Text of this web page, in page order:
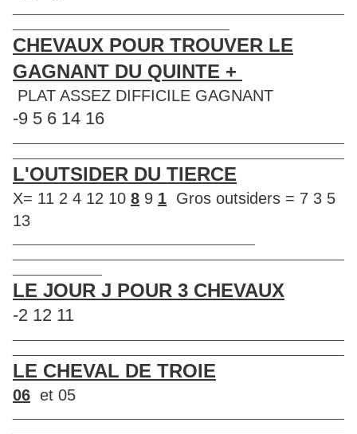
CHEVAUX POUR TROUVER LE
GAGNANT DU QUINTE +
PLAT ASSEZ DIFFICILE GAGNANT
-9 5 6 14 16
L'OUTSIDER DU TIERCE
X= 11 2 4 12 10 8 9 1 Gros outsiders = 7 3 5
13
LE JOUR J POUR 3 CHEVAUX
-2 12 11
LE CHEVAL DE TROIE
06 et 05